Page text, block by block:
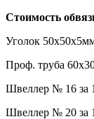
Стоимость
Уголок
Проф. труба
Швеллер № 16 за
Швеллер № 20 за